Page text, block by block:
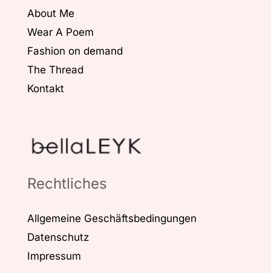
About Me
Wear A Poem
Fashion on demand
The Thread
Kontakt
Rechtliches
Allgemeine Geschäftsbedingungen
Datenschutz
Impressum